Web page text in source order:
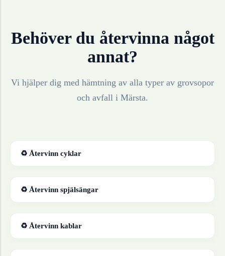
Behöver du återvinna något
annat?
Vi hjälper dig med hämtning av alla typer av grovsopor
och avfall i Märsta.
♻ Återvinn cyklar
♻ Återvinn spjälsängar
♻ Återvinn kablar